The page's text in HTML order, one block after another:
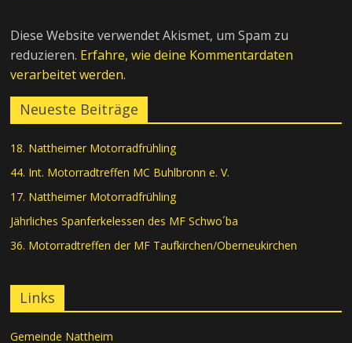
Diese Website verwendet Akismet, um Spam zu
reduzieren. Erfahre, wie deine Kommentardaten
verarbeitet werden.
Neueste Beiträge
18. Nattheimer Motorradfrühling
44. Int. Motorradtreffen MC Buhlbronn e. V.
17. Nattheimer Motorradfrühling
Jährliches Spanferkelessen des MF Schwo´ba
36. Motorradtreffen der MF Taufkirchen/Oberneukirchen
Links
Gemeinde Nattheim